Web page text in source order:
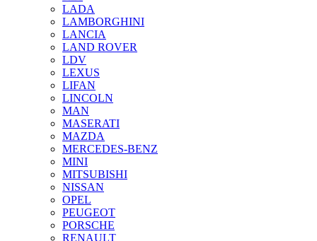
LADA
LAMBORGHINI
LANCIA
LAND ROVER
LDV
LEXUS
LIFAN
LINCOLN
MAN
MASERATI
MAZDA
MERCEDES-BENZ
MINI
MITSUBISHI
NISSAN
OPEL
PEUGEOT
PORSCHE
RENAULT